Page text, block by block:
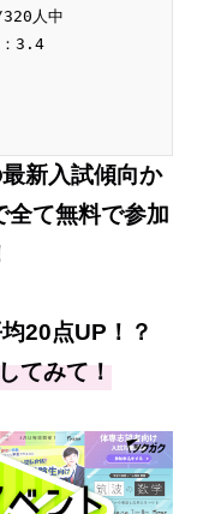
人中
：3.4
新入試傾向か
全て無料で参加
20点UP！？
てみて！